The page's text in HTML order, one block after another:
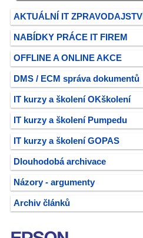
AKTUÁLNÍ IT ZPRAVODAJSTVÍ
NABÍDKY PRÁCE IT FIREM
OFFLINE A ONLINE AKCE
DMS / ECM správa dokumentů
IT kurzy a školení OKškolení
IT kurzy a školení Pumpedu
IT kurzy a školení GOPAS
Dlouhodobá archivace
Názory - argumenty
Archiv článků